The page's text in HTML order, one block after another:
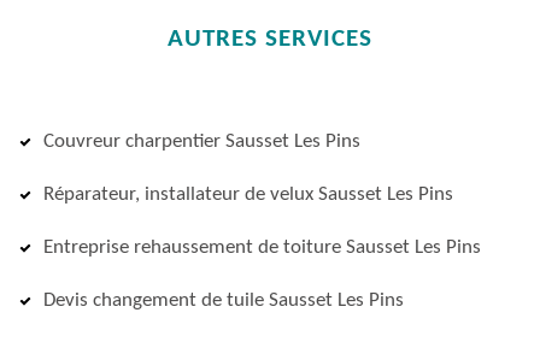
AUTRES SERVICES
Couvreur charpentier Sausset Les Pins
Réparateur, installateur de velux Sausset Les Pins
Entreprise rehaussement de toiture Sausset Les Pins
Devis changement de tuile Sausset Les Pins